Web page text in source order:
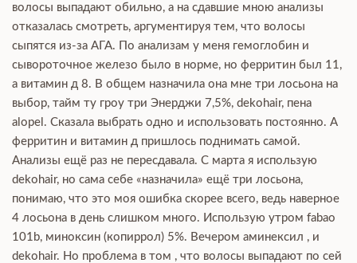
волосы выпадают обильно, а на сдавшие мною анализы
отказалась смотреть, аргументируя тем, что волосы
сыпятся из-за АГА. По анализам у меня гемоглобин и
сывороточное железо было в норме, но ферритин был 11,
а витамин д 8. В общем назначила она мне три лосьона на
выбор, тайм ту гроу три Энерджи 7,5%, dekohair, пена
alopel. Сказала выбрать одно и использовать постоянно. А
ферритин и витамин д пришлось поднимать самой.
Анализы ещё раз не пересдавала. С марта я использую
dekohair, но сама себе «назначила» ещё три лосьона,
понимаю, что это моя ошибка скорее всего, ведь наверное
4 лосьона в день слишком много. Использую утром fabao
101b, миноксин (копиррол) 5%. Вечером аминексил , и
dekohair. Но проблема в том , что волосы выпадают по сей